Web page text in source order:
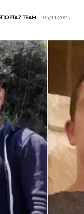
TEAM - 04/11/2025